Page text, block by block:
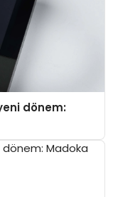
dönem: